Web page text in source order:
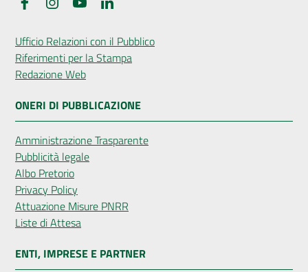
Ufficio Relazioni con il Pubblico
Riferimenti per la Stampa
Redazione Web
ONERI DI PUBBLICAZIONE
Amministrazione Trasparente
Pubblicità legale
Albo Pretorio
Privacy Policy
Attuazione Misure PNRR
Liste di Attesa
ENTI, IMPRESE E PARTNER